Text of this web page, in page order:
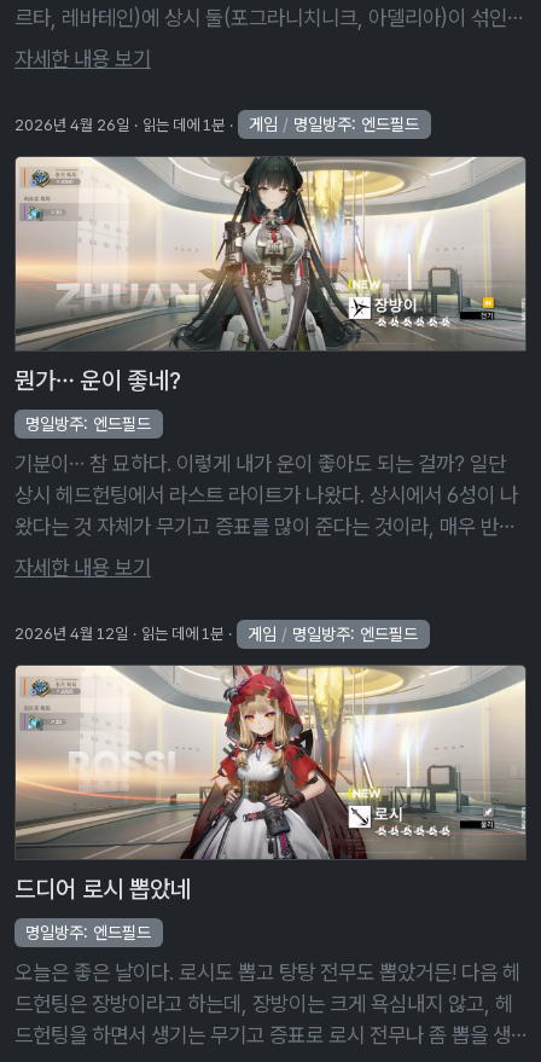
르타, 레바테인)에 상시 둘(포그라니치니크, 아델리아)이 섞인
기묘한 조합이다. 120회 천장을 쳐도 저 넷 중 하나를 선택할 수
자세한 내용 보기
2026년 4월 26일 읽는 데에 1분 게임 / 명일방주: 엔드필드
뭔가… 운이 좋네?
명일방주: 엔드필드
기분이… 참 묘하다. 이렇게 내가 운이 좋아도 되는 걸까? 일단
상시 헤드헌팅에서 라스트 라이트가 나왔다. 상시에서 6성이 나
왔다는 것 자체가 무기고 증표를 많이 준다는 것이라, 매우 반가
운 일이었다. 그리고 장방이도 뽑았다. 약 70회 정도에 뽑은 거
자세한 내용 보기
2026년 4월 12일 읽는 데에 1분 게임 / 명일방주: 엔드필드
드디어 로시 뽑았네
명일방주: 엔드필드
오늘은 좋은 날이다. 로시도 뽑고 탕탕 전무도 뽑았거든! 다음 헤
드헌팅은 장방이라고 하는데, 장방이는 크게 욕심내지 않고, 헤
드헌팅을 하면서 생기는 무기고 증표로 로시 전무나 좀 뽑을 생